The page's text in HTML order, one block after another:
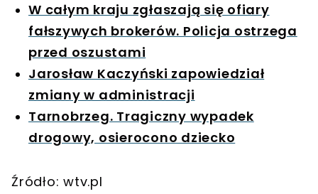
W całym kraju zgłaszają się ofiary
fałszywych brokerów. Policja ostrzega
przed oszustami
Jarosław Kaczyński zapowiedział
zmiany w administracji
Tarnobrzeg. Tragiczny wypadek
drogowy, osierocono dziecko
Źródło: wtv.pl